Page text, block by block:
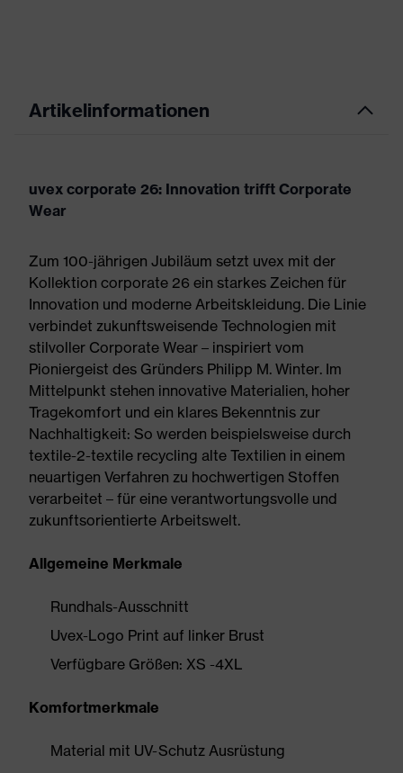
Artikelinformationen
uvex corporate 26: Innovation trifft Corporate
Wear
Zum 100-jährigen Jubiläum setzt uvex mit der
Kollektion corporate 26 ein starkes Zeichen für
Innovation und moderne Arbeitskleidung. Die Linie
verbindet zukunftsweisende Technologien mit
stilvoller Corporate Wear – inspiriert vom
Pioniergeist des Gründers Philipp M. Winter. Im
Mittelpunkt stehen innovative Materialien, hoher
Tragekomfort und ein klares Bekenntnis zur
Nachhaltigkeit: So werden beispielsweise durch
textile-2-textile recycling alte Textilien in einem
neuartigen Verfahren zu hochwertigen Stoffen
verarbeitet – für eine verantwortungsvolle und
zukunftsorientierte Arbeitswelt.
Allgemeine Merkmale
Rundhals-Ausschnitt
Uvex-Logo Print auf linker Brust
Verfügbare Größen: XS -4XL
Komfortmerkmale
Material mit UV-Schutz Ausrüstung